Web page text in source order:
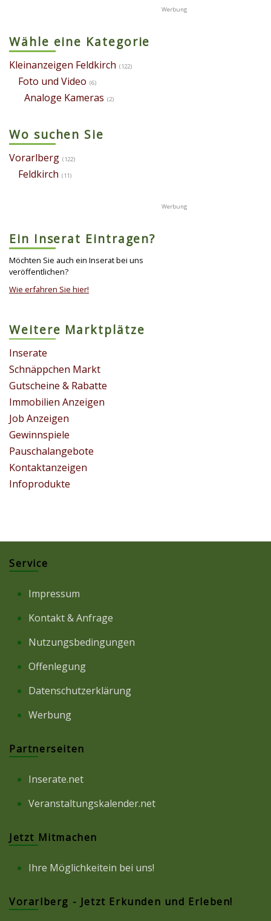
Wähle eine Kategorie
Kleinanzeigen Feldkirch (122)
Foto und Video (6)
Analoge Kameras (2)
Wo suchen Sie
Vorarlberg (122)
Feldkirch (11)
Ein Inserat Eintragen?
Möchten Sie auch ein Inserat bei uns
veröffentlichen?
Wie erfahren Sie hier!
Weitere Marktplätze
Inserate
Schnäppchen Markt
Gutscheine & Rabatte
Immobilien Anzeigen
Job Anzeigen
Gewinnspiele
Pauschalangebote
Kontaktanzeigen
Infoprodukte
Service
Impressum
Kontakt & Anfrage
Nutzungsbedingungen
Offenlegung
Datenschutzerklärung
Werbung
Partnerseiten
Inserate.net
Veranstaltungskalender.net
Jetzt Mitmachen
Ihre Möglichkeitein bei uns!
Vorarlberg - Jetzt Erkunden und Erleben!